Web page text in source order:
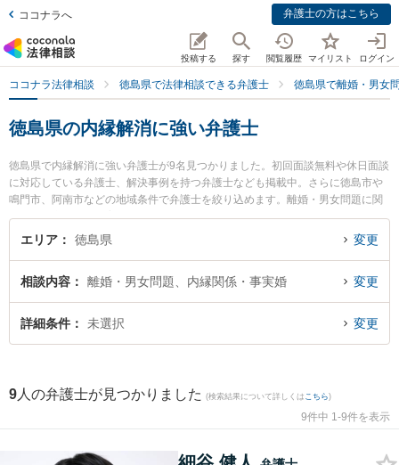
ココナラへ 弁護士の方はこちら
投稿する 探す 閲覧履歴 マイリスト ログイン
ココナラ法律相談 徳島県で法律相談できる弁護士 徳島県で離婚・男女
徳島県の内縁解消に強い弁護士
徳島県で内縁解消に強い弁護士が9名見つかりました。初回面談無料や休日面談
に対応している弁護士、解決事例を持つ弁護士なども掲載中。さらに徳島市や
鳴門市、阿南市などの地域条件で弁護士を絞り込めます。離婚・男女問題に関
係する財産分与や養育費、親権等の細かな分野での絞り込み検索もでき便利で
す。特にベリーベスト法律事務所 徳島オフィスの細谷 健人弁護士やパシィフィ
夜間に発生した内縁解消のトラブルを今すぐに弁護士に相談したい』『内縁解
消のトラブル解決の実績豊富な近くの弁護士を検索したい』『初回相談無料で
内縁解消を法律相談できる徳島県内の弁護士に相談予約したい』などでお困り
エリア 徳島県 変更
相談内容 離婚・男女問題、内縁関係・事実婚 変更
詳細条件 未選択 変更
9 人の弁護士が見つかりました (検索結果について詳しくは こちら)
9件中 1-9件を表示